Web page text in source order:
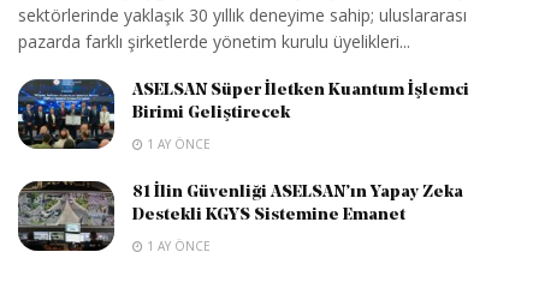
sektörlerinde yaklaşık 30 yıllık deneyime sahip; uluslararası
pazarda farklı şirketlerde yönetim kurulu üyelikleri...
ASELSAN Süper İletken Kuantum İşlemci
Birimi Geliştirecek
1 AY ÖNCE
81 İlin Güvenliği ASELSAN’ın Yapay Zeka
Destekli KGYS Sistemine Emanet
1 AY ÖNCE